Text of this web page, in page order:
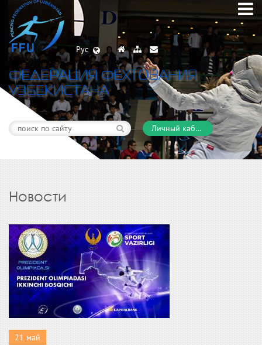
Рус
ФЕДЕРАЦИЯ ФЕХТОВАНИЯ
УЗБЕКИСТАНА
Личный кабинет
Новости
21 май